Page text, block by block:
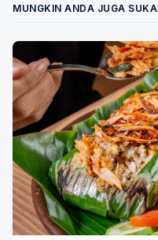
MUNGKIN ANDA JUGA SUKA